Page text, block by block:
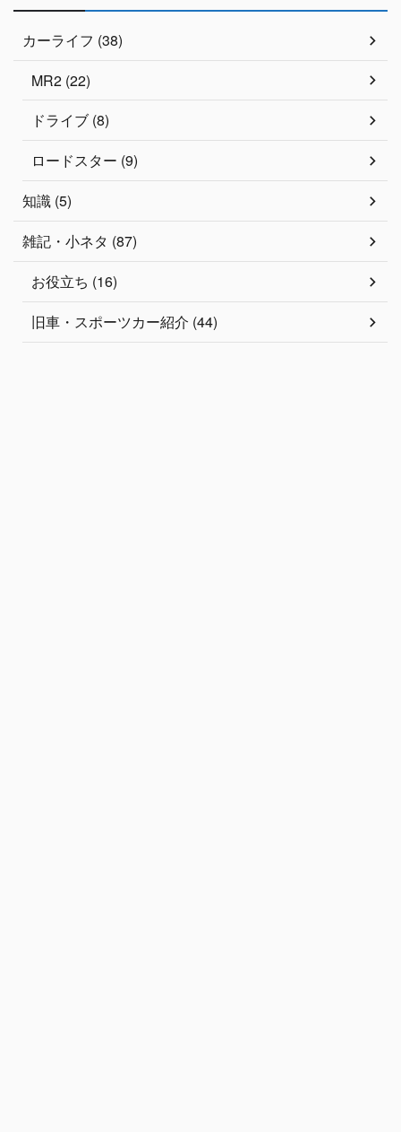
カーライフ (38)
MR2 (22)
ドライブ (8)
ロードスター (9)
知識 (5)
雑記・小ネタ (87)
お役立ち (16)
旧車・スポーツカー紹介 (44)